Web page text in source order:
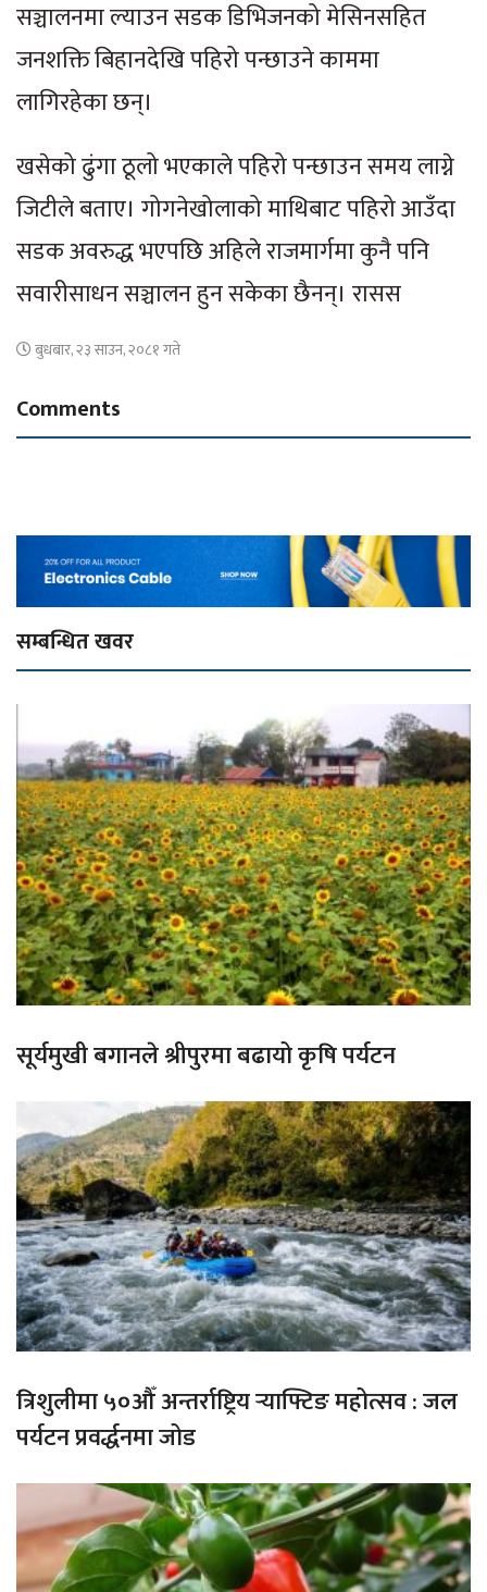
सञ्चालनमा ल्याउन सडक डिभिजनको मेसिनसहित
जनशक्ति बिहानदेखि पहिरो पन्छाउने काममा
लागिरहेका छन्।
खसेको ढुंगा ठूलो भएकाले पहिरो पन्छाउन समय लाग्ने
जिटीले बताए। गोगनेखोलाको माथिबाट पहिरो आउँदा
सडक अवरुद्ध भएपछि अहिले राजमार्गमा कुनै पनि
सवारीसाधन सञ्चालन हुन सकेका छैनन्। रासस
बुधबार, २३ साउन, २०८१ गते
Comments
सम्बन्धित खवर
सूर्यमुखी बगानले श्रीपुरमा बढायो कृषि पर्यटन
त्रिशुलीमा ५०औँ अन्तर्राष्ट्रिय र्‍याफ्टिङ महोत्सव : जल
पर्यटन प्रवर्द्धनमा जोड